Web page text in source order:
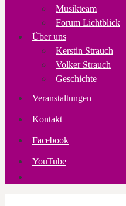
Musikteam
Forum Lichtblick
Über uns
Kerstin Strauch
Volker Strauch
Geschichte
Veranstaltungen
Kontakt
Facebook
YouTube